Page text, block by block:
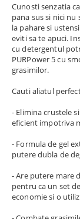
Cunosti senzatia
pana sus si nici nu
la pahare si
eviti sa te apuci.
cu detergentul
PURPower 5 cu
grasimilor.
Cauti aliatul
- Elimina crustele
eficient impotriva
- Formula de gel
putere dubla de
- Are putere mare
pentru ca un set
economie si o